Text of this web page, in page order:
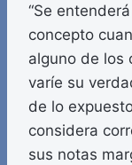
“Se
concepto
alguno de los
varíe su
de lo
considera
sus notas